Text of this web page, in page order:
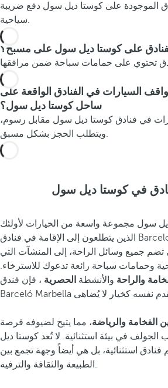
الموجودة على كوستا ديل سول دفع ضريبة
سياحية.
على كوستا ديل سول على مسبح؟
السيارات في الفنادق الواقعة على
ساحل كوستا ديل سول؟
في فنادق كوستا ديل سول مقابل رسوم،
ويتطلب الحجز بشكل مسبق.
في كوستا ديل سول
سول مجموعة واسعة من الخيارات لأولئك
تضم جميع وسائل الراحة، إلى المنشآت التي
وحمامات سباحة رائعة تدعوك للاسترخاء.
والراحة والأنشطة الحصرية ، فإن فندق
الفخامة والرياضة، مما يتيح لضيوفه فرصة
الجولف في بيئة استثنائية. لا تُعد كوستا ديل
استثنائية، بل هي أيضاً وجهة تجمع بين
الطبيعة والثقافة والترفيه.
ا
ر
ل
ى
ل
ش
ا
ط
غ
ز
أ